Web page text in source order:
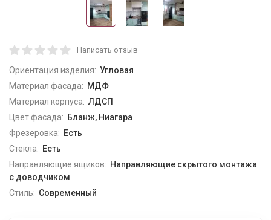
Написать отзыв
Ориентация изделия: Угловая
Материал фасада: МДФ
Материал корпуса: ЛДСП
Цвет фасада:
Бланж, Ниагара
Фрезеровка: Есть
Стекла: Есть
Направляющие ящиков: Направляющие скрытого монтажа
с доводчиком
Стиль: Современный